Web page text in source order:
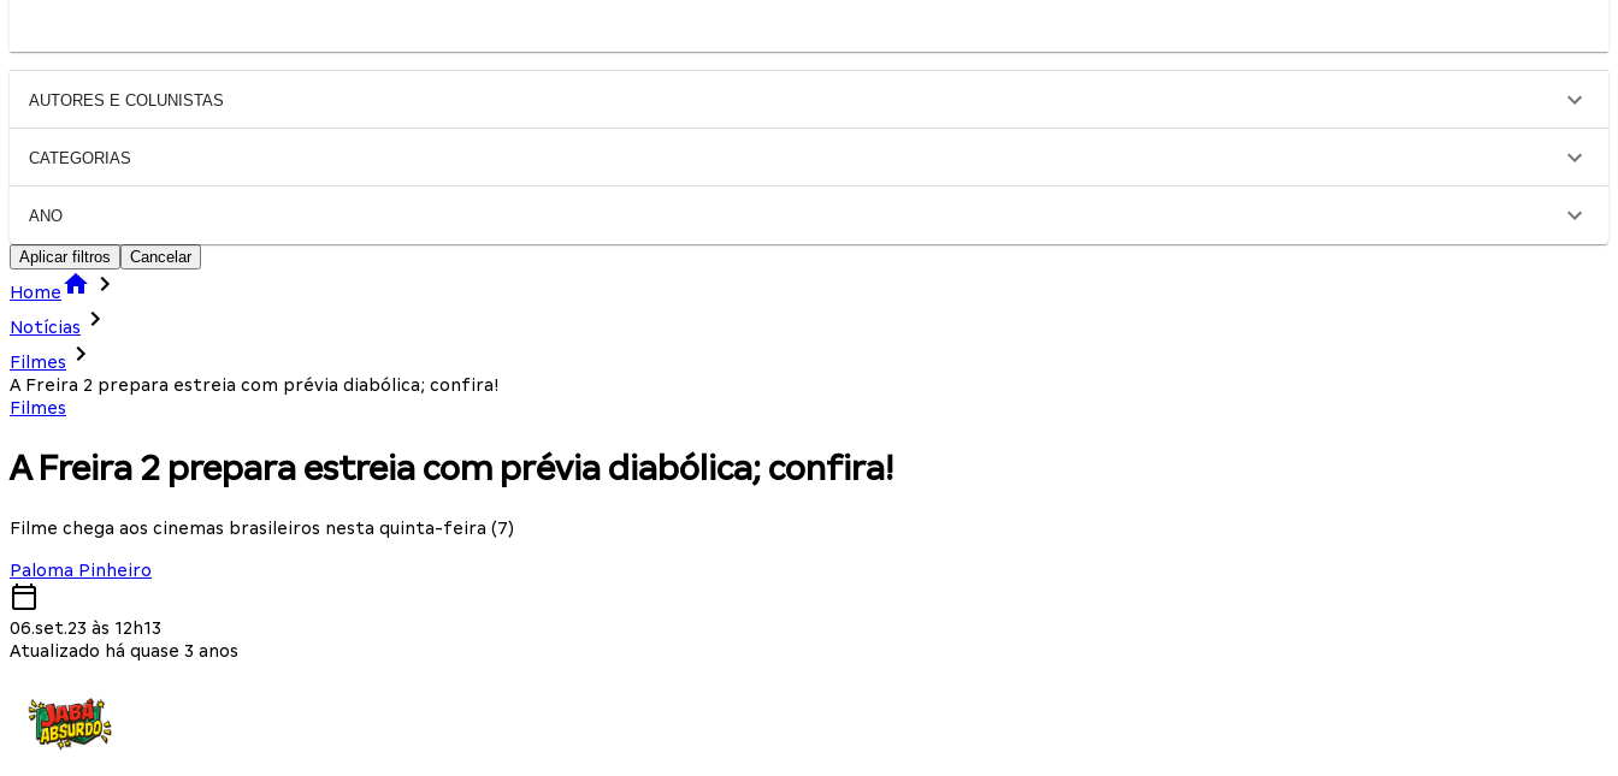
AUTORES E COLUNISTAS
CATEGORIAS
ANO
Aplicar filtros Cancelar
Home
Notícias
Filmes
A Freira 2 prepara estreia com prévia diabólica; confira!
Filmes
A Freira 2 prepara estreia com prévia diabólica; confira!
Filme chega aos cinemas brasileiros nesta quinta-feira (7)
Paloma Pinheiro
06.set.23 às 12h13
Atualizado há quase 3 anos